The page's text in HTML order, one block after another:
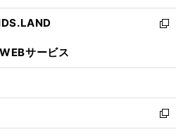
開
く
ウ
で
ン
ド
開
し
い
ン
ウ
で
開
新
ウ
ン
ド
ウ
サービス
新
し